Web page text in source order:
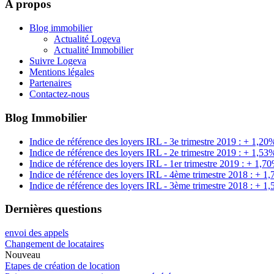
A propos
Blog immobilier
Actualité Logeva
Actualité Immobilier
Suivre Logeva
Mentions légales
Partenaires
Contactez-nous
Blog Immobilier
Indice de référence des loyers IRL - 3e trimestre 2019 : +
Indice de référence des loyers IRL - 2e trimestre 2019 : +
Indice de référence des loyers IRL - 1er trimestre 2019 : +
Indice de référence des loyers IRL - 4ème trimestre 2018 : +
Indice de référence des loyers IRL - 3ème trimestre 2018 : +
Dernières questions
envoi des appels
Changement de locataires
Nouveau
Etapes de création de location